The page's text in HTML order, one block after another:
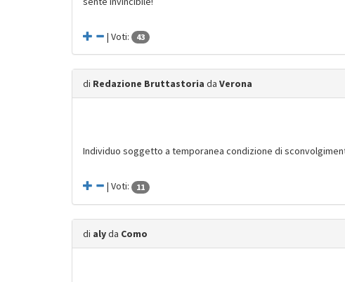
| Voti: 43
di Redazione Bruttastoria da Verona
Individuo soggetto a temporanea condizione di
| Voti: 11
di alyda Como